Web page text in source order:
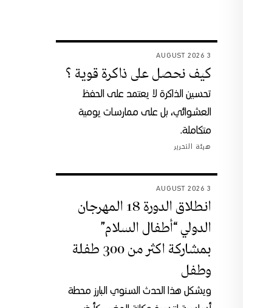
3 AUGUST 2026
كيف نحصل على ذاكرة قوية ؟
تحسين الذاكرة لا يعتمد على الحفظ
العشوائي، بل على ممارسات يومية
متكاملة.
هيئة التحرير
3 AUGUST 2026
انطلاق الدورة 18 المهرجان
الدولي “أطفال السلام”
بمشاركة اكثر من 300 طفلة
وطفل
ويشكل هذا الحدث السنوي البارز محطة